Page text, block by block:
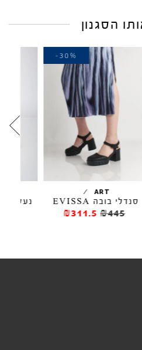
הסגנון
4CCCCEES
נעלי בובה TURA LEX
₪990